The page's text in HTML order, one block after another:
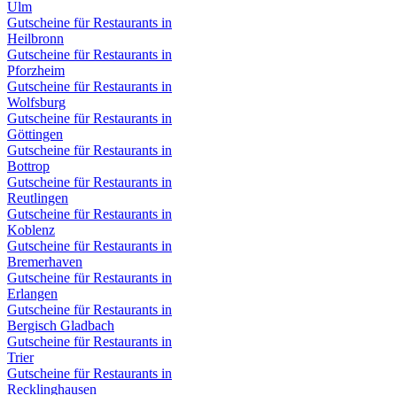
Ulm
Gutscheine für Restaurants in
Heilbronn
Gutscheine für Restaurants in
Pforzheim
Gutscheine für Restaurants in
Wolfsburg
Gutscheine für Restaurants in
Göttingen
Gutscheine für Restaurants in
Bottrop
Gutscheine für Restaurants in
Reutlingen
Gutscheine für Restaurants in
Koblenz
Gutscheine für Restaurants in
Bremerhaven
Gutscheine für Restaurants in
Erlangen
Gutscheine für Restaurants in
Bergisch Gladbach
Gutscheine für Restaurants in
Trier
Gutscheine für Restaurants in
Recklinghausen